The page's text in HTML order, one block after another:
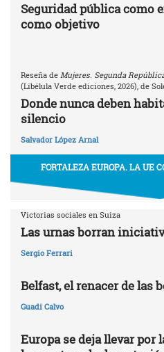
Seguridad pública como
como objetivo
Reseña de Mujeres. Segunda
(Libélula Verde ediciones, 2026), de
Donde nunca deben
silencio
Salvador López Arnal
FORTALEZA EUROPA. LA UE
Victorias sociales en Suiza
Las urnas borran
Sergio Ferrari
Belfast, el renacer de las
Guadi Calvo
Europa se deja llevar por